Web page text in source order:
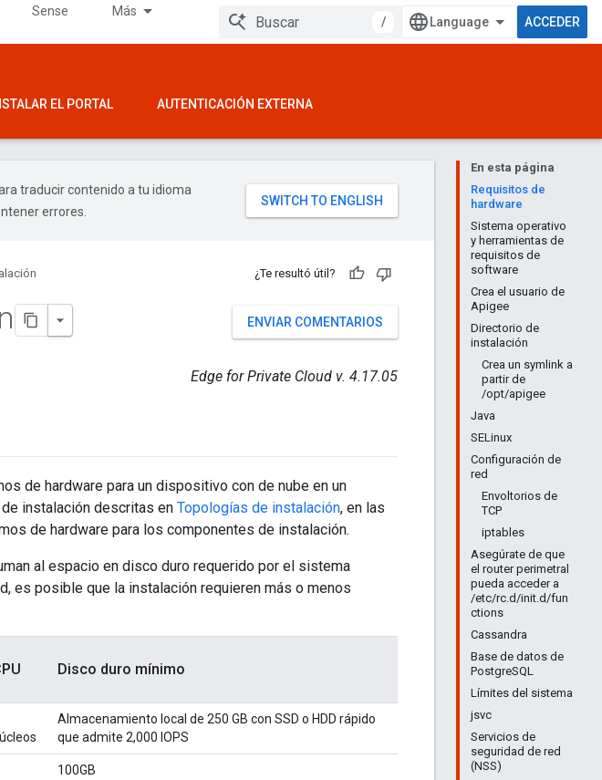
Sense Más
/ ACCEDER
EL PORTAL AUTENTICACIÓN EXTERNA
En esta página
Requisitos de
hardware
Sistema operativo
y herramientas de
requisitos de
software
Crea el usuario de
Apigee
Directorio de
instalación
Crea un symlink a
partir de
/opt/apigee
Java
SELinux
Configuración de
red
Envoltorios de
TCP
iptables
Asegúrate de que
el router perimetral
pueda acceder a
/etc/rc.d/init.d/fun
ctions
Cassandra
Base de datos de
PostgreSQL
Límites del sistema
jsvc
Servicios de
seguridad de red
(NSS)
traducir contenido a tu idioma
errores.
¿Te resultó útil?
ENVIAR COMENTARIOS
Edge for Private Cloud v. 4.17.05
de hardware para un dispositivo con de nube en un
instalación descritas en Topologías de instalación, en las
de hardware para los componentes de instalación.
al espacio en disco duro requerido por el sistema
es posible que la instalación requieren más o menos
Disco duro mínimo
Almacenamiento local de 250 GB con SSD o HDD rápido
que admite 2,000 IOPS
100GB